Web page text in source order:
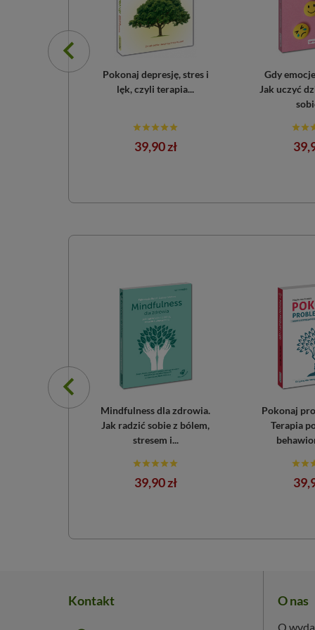
Pokonaj depresję, stres i
lęk, czyli terapia...
39,90 zł
Gdy
Jak uczyć
Mindfulness dla zdrowia.
Jak radzić sobie z bólem,
stresem i...
Cena
39,90 zł
Pokonaj
Terapia
Kontakt O nas
O